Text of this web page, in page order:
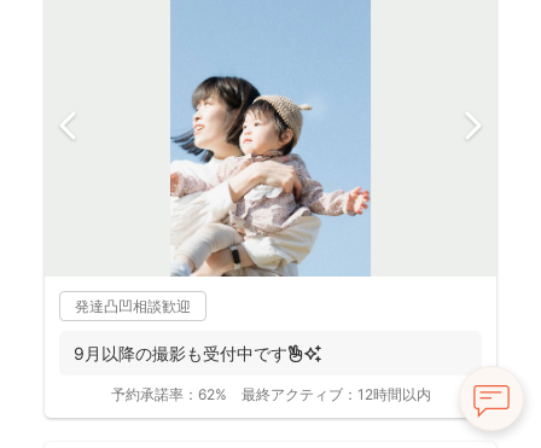
発達凸凹相談歓迎
9月以降の撮影も受付中です✌️✨
予約承諾率： 62% 最終アクティブ： 12時間以内